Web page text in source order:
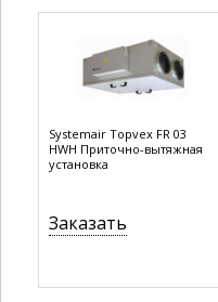
Systemair Topvex FR 03
HWH Приточно-вытяжная
установка
Заказать